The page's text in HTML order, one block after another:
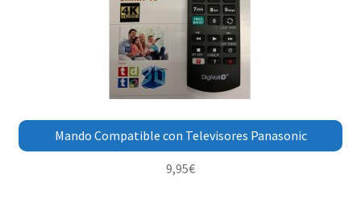
Mando Compatible con Televisores Panasonic
9,95€